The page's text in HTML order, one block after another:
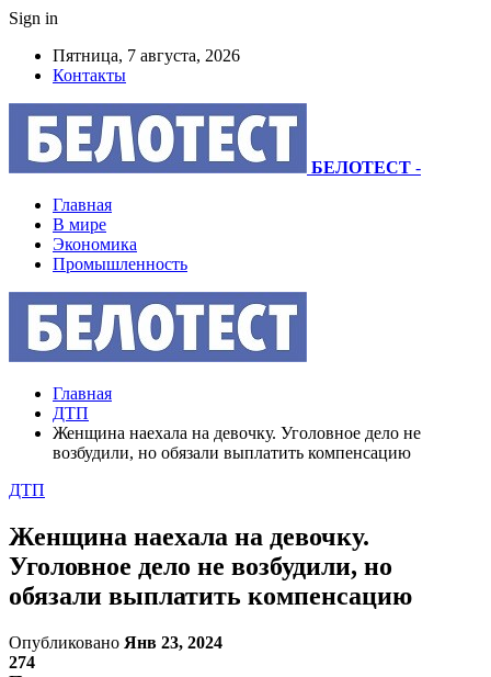
Sign in
Пятница, 7 августа, 2026
Контакты
БЕЛОТЕСТ -
Главная
В мире
Экономика
Промышленность
Главная
ДТП
Женщина наехала на девочку. Уголовное дело не
возбудили, но обязали выплатить компенсацию
ДТП
Женщина наехала на девочку.
Уголовное дело не возбудили, но
обязали выплатить компенсацию
Опубликовано Янв 23, 2024
274